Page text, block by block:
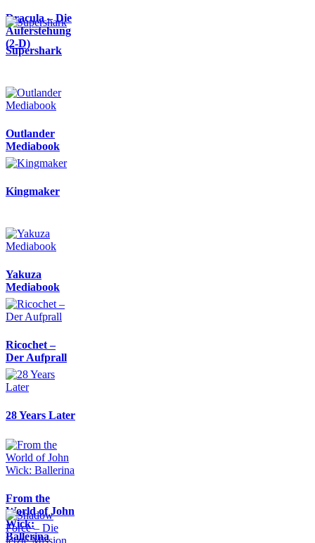
Dracula – Die
Auferstehung
(2-D)
Supershark
Outlander
Mediabook
Kingmaker
Yakuza
Mediabook
Ricochet –
Der Aufprall
28 Years Later
From the
World of John
Wick:
Ballerina